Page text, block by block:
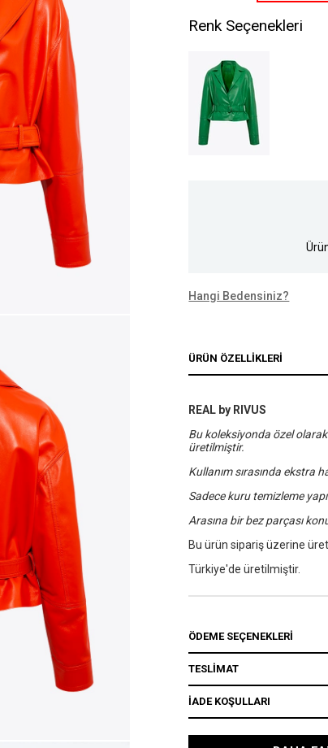
Renk Seçenekleri
Hangi Bedensiniz?
ÜRÜN ÖZELLIKLERI
REAL by RIVUS
Bu koleksiyonda özel
üretilmiştir.
Kullanım sırasında ekstra
Sadece kuru temizleme
Arasına bir bez parçası
Bu ürün sipariş üzerine
Türkiye'de üretilmiştir.
ÖDEME SEÇENEKLERI
TESLİMAT
İADE KOŞULLARI